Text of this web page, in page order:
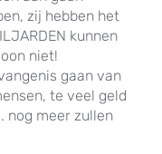
zij hebben het
kunnen
niet!
gaan van
te veel geld
nog meer zullen